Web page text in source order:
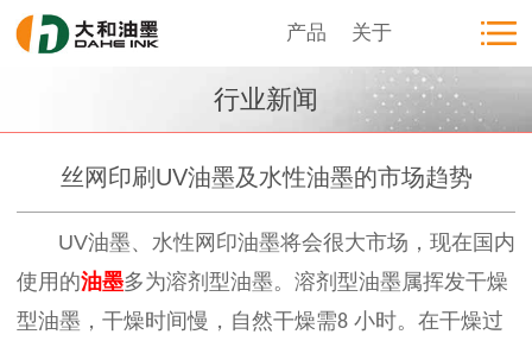
产品 关于
行业新闻
丝网印刷UV油墨及水性油墨的市场趋势
UV油墨、水性网印油墨将会很大市场，现在国内
使用的油墨多为溶剂型油墨。溶剂型油墨属挥发干燥
型油墨，干燥时间慢，自然干燥需8 小时。在干燥过